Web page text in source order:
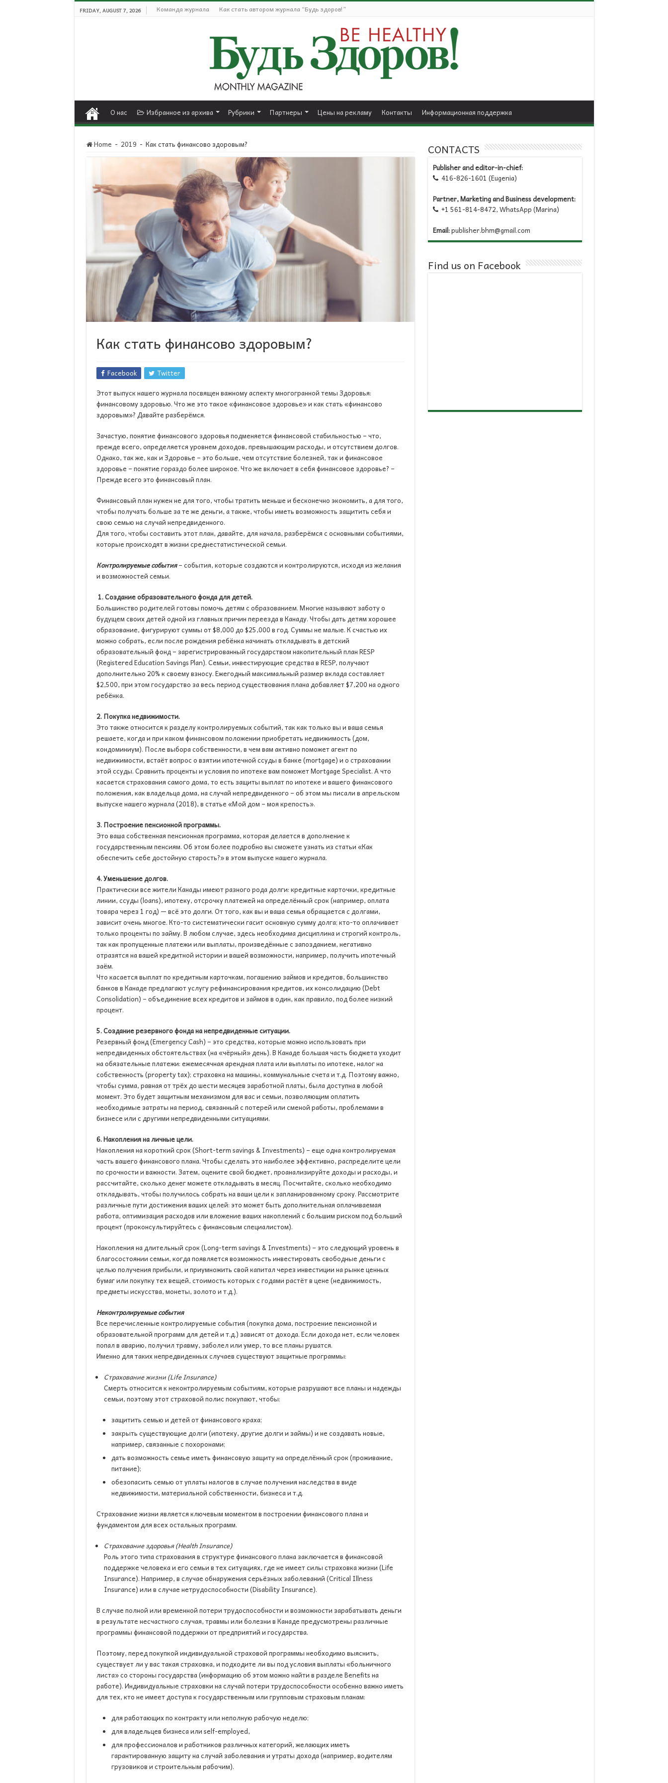
FRIDAY, AUGUST 7, 2026 Команда журнала Как стать автором журнала “Будь здоров!”
О нас Избранное из архива Рубрики Партнеры Цены на рекламу Контакты Информационная поддержка
Home - 2019 - Как стать финансово здоровым?
Как стать финансово здоровым?
Facebook
Twitter
Этот выпуск нашего журнала посвящен важному аспекту многогранной темы Здоровья:
финансовому здоровью. Что же это такое «финансовое здоровье» и как стать «финансово
здоровым»? Давайте разберёмся.
Зачастую, понятие финансового здоровья подменяется финансовой стабильностью – что,
прежде всего, определяется уровнем доходов, превышающим расходы, и отсутствием долгов.
Однако, так же, как и Здоровье – это больше, чем отсутствие болезней, так и финансовое
здоровье – понятие гораздо более широкое. Что же включает в себя финансовое здоровье? –
Прежде всего это финансовый план.
Финансовый план нужен не для того, чтобы тратить меньше и бесконечно экономить, а для того,
чтобы получать больше за те же деньги, а также, чтобы иметь возможность защитить себя и
свою семью на случай непредвиденного.
Для того, чтобы составить этот план, давайте, для начала, разберёмся с основными событиями,
которые происходят в жизни среднестатистической семьи.
Контролируемые события – события, которые создаются и контролируются, исходя из желания
и возможностей семьи.
1. Создание образовательного фонда для детей.
Большинство родителей готовы помочь детям с образованием. Многие называют заботу о
будущем своих детей одной из главных причин переезда в Канаду. Чтобы дать детям хорошее
образование, фигурируют суммы от $8,000 до $25,000 в год. Суммы не малые. К счастью их
можно собрать, если после рождения ребёнка начинать откладывать в детский
образовательный фонд – зарегистрированный государством накопительный план RESP
(Registered Education Savings Plan). Семьи, инвестирующие средства в RESP, получают
дополнительно 20% к своему взносу. Ежегодный максимальный размер вклада составляет
$2,500, при этом государство за весь период существования плана добавляет $7,200 на одного
ребёнка.
2. Покупка недвижимости.
Это также относится к разделу контролируемых событий, так как только вы и ваша семья
решаете, когда и при каком финансовом положении приобретать недвижимость (дом,
кондоминиум). После выбора собственности, в чем вам активно поможет агент по
недвижимости, встаёт вопрос о взятии ипотечной ссуды в банке (mortgage) и о страховании
этой ссуды. Сравнить проценты и условия по ипотеке вам поможет Mortgage Specialist. А что
касается страхования самого дома, то есть защиты выплат по ипотеке и вашего финансового
положения, как владельца дома, на случай непредвиденного – об этом мы писали в апрельском
выпуске нашего журнала (2018), в статье «Мой дом – моя крепость».
3. Построение пенсионной программы.
Это ваша собственная пенсионная программа, которая делается в дополнение к
государственным пенсиям. Об этом более подробно вы сможете узнать из статьи «Как
обеспечить себе достойную старость?» в этом выпуске нашего журнала.
4. Уменьшение долгов.
Практически все жители Канады имеют разного рода долги: кредитные карточки, кредитные
линии, ссуды (loans), ипотеку, отсрочку платежей на определённый срок (например, оплата
товара через 1 год) — всё это долги. От того, как вы и ваша семья обращается с долгами,
зависит очень многое. Кто-то систематически гасит основную сумму долга; кто-то оплачивает
только проценты по займу. В любом случае, здесь необходима дисциплина и строгий контроль,
так как пропущенные платежи или выплаты, произведённые с запозданием, негативно
отразятся на вашей кредитной истории и вашей возможности, например, получить ипотечный
заём.
Что касается выплат по кредитным карточкам, погашению займов и кредитов, большинство
банков в Канаде предлагают услугу рефинансирования кредитов, их консолидацию (Debt
Consolidation) – объединение всех кредитов и займов в один, как правило, под более низкий
процент.
5. Создание резервного фонда на непредвиденные ситуации.
Резервный фонд (Emergency Cash) – это средства, которые можно использовать при
непредвиденных обстоятельствах (на «чёрный» день). В Канаде большая часть бюджета уходит
на обязательные платежи: ежемесячная арендная плата или выплаты по ипотеке, налог на
собственность (property tax); страховка на машины, коммунальные счета и т.д. Поэтому важно,
чтобы сумма, равная от трёх до шести месяцев заработной платы, была доступна в любой
момент. Это будет защитным механизмом для вас и семьи, позволяющим оплатить
необходимые затраты на период, связанный с потерей или сменой работы, проблемами в
бизнесе или с другими непредвиденными ситуациями.
6. Накопления на личные цели.
Накопления на короткий срок (Short-term savings & Investments) – еще одна контролируемая
часть вашего финансового плана. Чтобы сделать это наиболее эффективно, распределите цели
по срочности и важности. Затем, оцените свой бюджет, проанализируйте доходы и расходы, и
рассчитайте, сколько денег можете откладывать в месяц. Посчитайте, сколько необходимо
откладывать, чтобы получилось собрать на ваши цели к запланированному сроку. Рассмотрите
различные пути достижения ваших целей: это может быть дополнительная оплачиваемая
работа, оптимизация расходов или вложение ваших накоплений с большим риском под больший
процент (проконсультируйтесь с финансовым специалистом).
Накопления на длительный срок (Long-term savings & Investments) – это следующий уровень в
благосостоянии семьи, когда появляется возможность инвестировать свободные деньги с
целью получения прибыли, и приумножить свой капитал через инвестиции на рынке ценных
бумаг или покупку тех вещей, стоимость которых с годами растёт в цене (недвижимость,
предметы искусства, монеты, золото и т.д.).
Неконтролируемые события
Все перечисленные контролируемые события (покупка дома, построение пенсионной и
образовательной программ для детей и т.д.) зависят от дохода. Если дохода нет, если человек
попал в аварию, получил травму, заболел или умер, то все планы рушатся.
Именно для таких непредвиденных случаев существуют защитные программы:
Страхование жизни (Life Insurance)
Смерть относится к неконтролируемым событиям, которые разрушают все планы и надежды
семьи, поэтому этот страховой полис покупают, чтобы:
защитить семью и детей от финансового краха;
закрыть существующие долги (ипотеку, другие долги и займы) и не создавать новые,
например, связанные с похоронами;
дать возможность семье иметь финансовую защиту на определённый срок (проживание,
питание);
обезопасить семью от уплаты налогов в случае получения наследства в виде
недвижимости, материальной собственности, бизнеса и т.д.
Страхование жизни является ключевым моментом в построении финансового плана и
фундаментом для всех остальных программ.
Страхование здоровья (Health Insurance)
Роль этого типа страхования в структуре финансового плана заключается в финансовой
поддержке человека и его семьи в тех ситуациях, где не имеет силы страховка жизни (Life
Insurance). Например, в случае обнаружения серьёзных заболеваний (Critical Illness
Insurance) или в случае нетрудоспособности (Disability Insurance).
В случае полной или временной потери трудоспособности и возможности зарабатывать деньги
в результате несчастного случая, травмы или болезни в Канаде предусмотрены различные
программы финансовой поддержки от предприятий и государства.
Поэтому, перед покупкой индивидуальной страховой программы необходимо выяснить,
существует ли у вас такая страховка, и подходите ли вы под условия выплаты «больничного
листа» со стороны государства (информацию об этом можно найти в разделе Benefits на
работе). Индивидуальные страховки на случай потери трудоспособности особенно важно иметь
для тех, кто не имеет доступа к государственным или групповым страховым планам:
для работающих по контракту или неполную рабочую неделю;
для владельцев бизнеса или self-employed,
для профессионалов и работников различных категорий, желающих иметь
гарантированную защиту на случай заболевания и утраты дохода (например, водителям
грузовиков и строительным рабочим).
CONTACTS
Publisher and editor-in-chief:
416-826-1601 (Eugenia)
Partner, Marketing and Business development:
+1 561-814-8472, WhatsApp (Marina)
Email:publisher.bhm@gmail.com
Find us on Facebook